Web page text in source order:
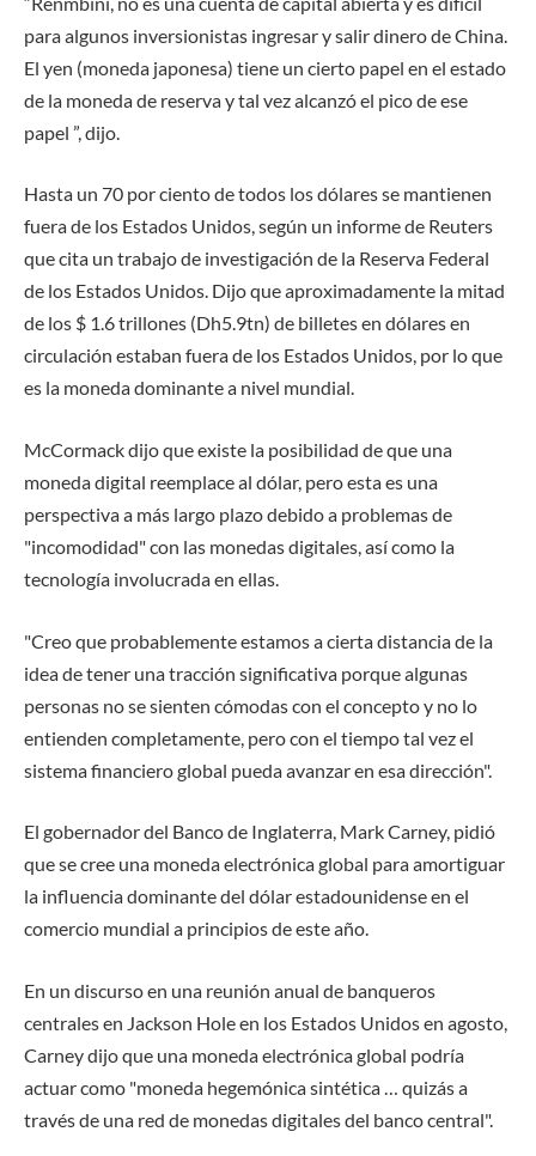
para algunos inversionistas ingresar y salir dinero de China.
El yen (moneda japonesa) tiene un cierto papel en el estado
de la moneda de reserva y tal vez alcanzó el pico de ese
papel ”, dijo.
Hasta un 70 por ciento de todos los dólares se mantienen
fuera de los Estados Unidos, según un informe de Reuters
que cita un trabajo de investigación de la Reserva Federal
de los Estados Unidos. Dijo que aproximadamente la mitad
de los $ 1.6 trillones (Dh5.9tn) de billetes en dólares en
circulación estaban fuera de los Estados Unidos, por lo que
es la moneda dominante a nivel mundial.
McCormack dijo que existe la posibilidad de que una
moneda digital reemplace al dólar, pero esta es una
perspectiva a más largo plazo debido a problemas de
"incomodidad" con las monedas digitales, así como la
tecnología involucrada en ellas.
"Creo que probablemente estamos a cierta distancia de la
idea de tener una tracción significativa porque algunas
personas no se sienten cómodas con el concepto y no lo
entienden completamente, pero con el tiempo tal vez el
sistema financiero global pueda avanzar en esa dirección".
El gobernador del Banco de Inglaterra, Mark Carney, pidió
que se cree una moneda electrónica global para amortiguar
la influencia dominante del dólar estadounidense en el
comercio mundial a principios de este año.
En un discurso en una reunión anual de banqueros
centrales en Jackson Hole en los Estados Unidos en agosto,
Carney dijo que una moneda electrónica global podría
actuar como "moneda hegemónica sintética … quizás a
través de una red de monedas digitales del banco central".